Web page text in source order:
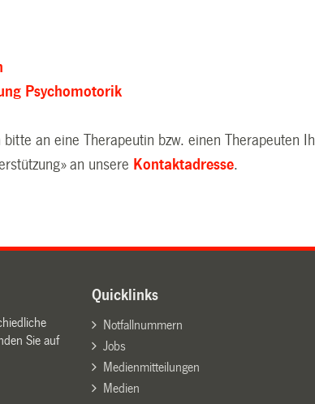
Psychomotorik
bitte an eine Therapeutin bzw. einen Therapeuten
an unsere Kontaktadresse.
Sie auf
Quicklinks
Notfallnummern
Jobs
Medienmitteilungen
Medien